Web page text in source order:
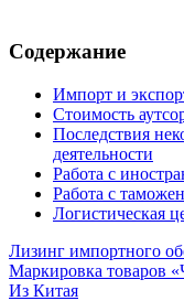
Содержание
Импорт и
Стоимость
Последствия
деятельности
Работа с
Работа с
Логистическая
Лизинг импортного
Маркировка товаров
Из Китая